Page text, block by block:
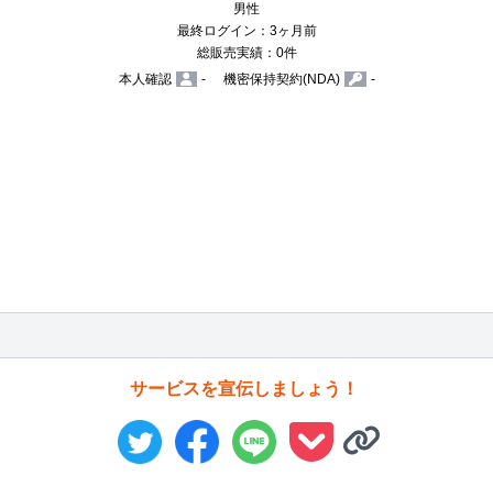
男性
最終ログイン：3ヶ月前
総販売実績：0件
本人確認
- 機密保持契約(NDA) -
サービスを宣伝しましょう！